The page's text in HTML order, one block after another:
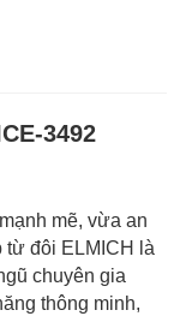
3492
mẽ, vừa an
từ đôi ELMICH là
chuyên gia
thông minh,